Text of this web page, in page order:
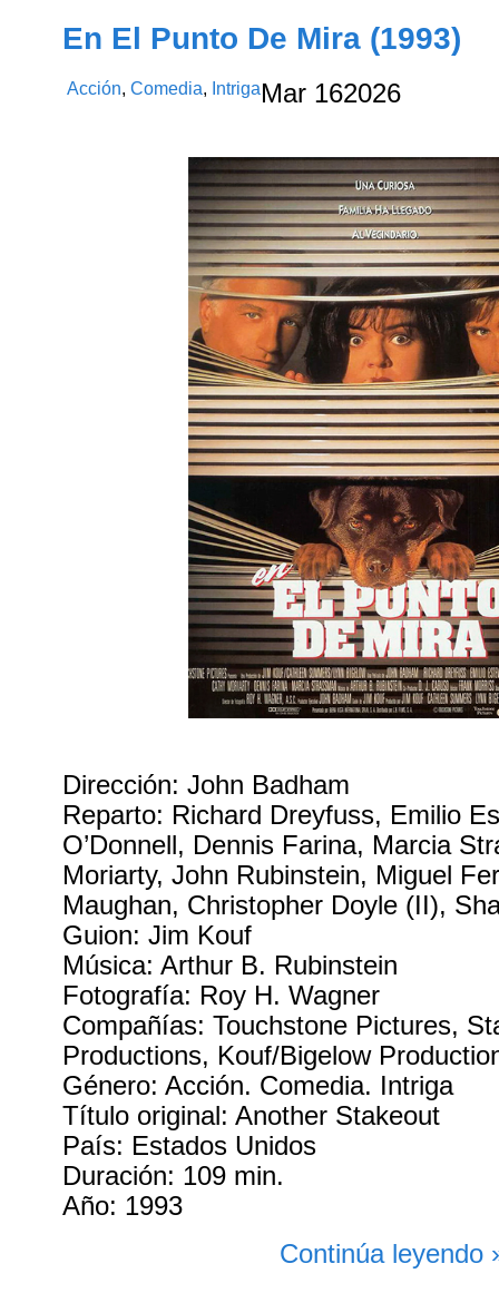
En El Punto De Mira (1993)
Acción,Comedia, Intriga Mar 162026
Dirección: John Badham
Reparto: Richard Dreyfuss, Emilio
O’Donnell, Dennis Farina, Marcia
Moriarty, John Rubinstein, Miguel
Maughan, Christopher Doyle (II),
Guion: Jim Kouf
Música: Arthur B. Rubinstein
Fotografía: Roy H. Wagner
Compañías: Touchstone Pictures,
Productions, Kouf/Bigelow
Género: Acción. Comedia. Intriga
Título original: Another Stakeout
País: Estados Unidos
Duración: 109 min.
Año: 1993
Continúa leyendo